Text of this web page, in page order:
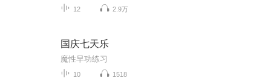
12 2.9万
国庆七天乐
魔性早功练习
10 1518